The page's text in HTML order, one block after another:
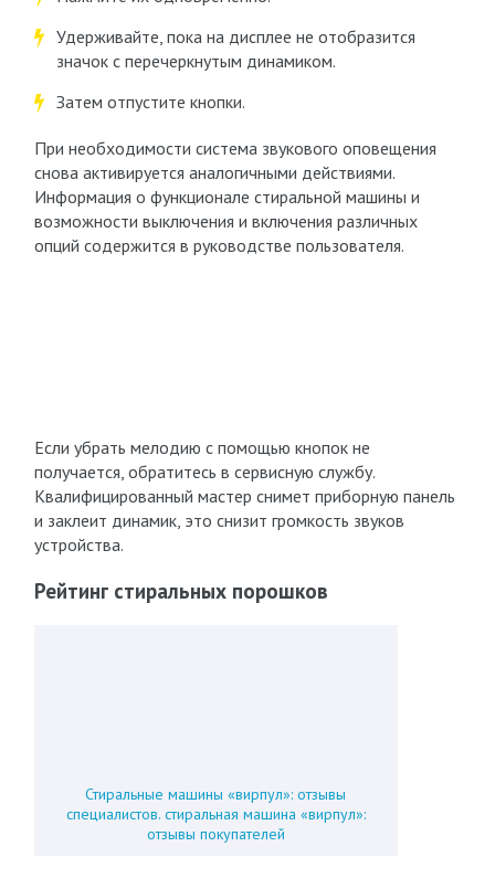
Удерживайте, пока на дисплее не отобразится
значок с перечеркнутым динамиком.
Затем отпустите кнопки.
При необходимости система звукового оповещения
снова активируется аналогичными действиями.
Информация о функционале стиральной машины и
возможности выключения и включения различных
опций содержится в руководстве пользователя.
Если убрать мелодию с помощью кнопок не
получается, обратитесь в сервисную службу.
Квалифицированный мастер снимет приборную панель
и заклеит динамик, это снизит громкость звуков
устройства.
Рейтинг стиральных порошков
Стиральные машины «вирпул»: отзывы
специалистов. стиральная машина «вирпул»:
отзывы покупателей